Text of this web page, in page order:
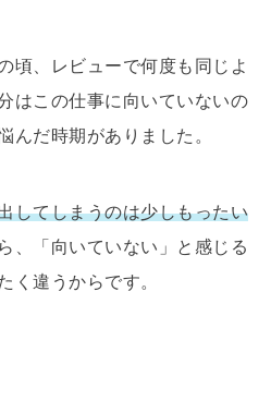
頃、レビューで何度も同じよ
はこの仕事に向いていないの
んだ時期がありました。
してしまうのは少しもったい
、「向いていない」と感じる
く違うからです。